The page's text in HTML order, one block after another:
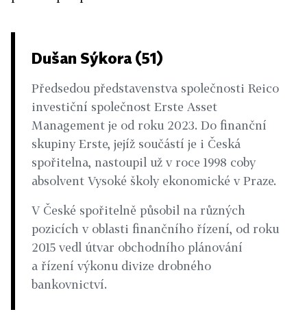
Dušan Sýkora (51)
Předsedou představenstva společnosti Reico
investiční společnost Erste Asset
Management je od roku 2023. Do finanční
skupiny Erste, jejíž součástí je i Česká
spořitelna, nastoupil už v roce 1998 coby
absolvent Vysoké školy ekonomické v Praze.
V České spořitelně působil na různých
pozicích v oblasti finančního řízení, od roku
2015 vedl útvar obchodního plánování
a řízení výkonu divize drobného
bankovnictví.